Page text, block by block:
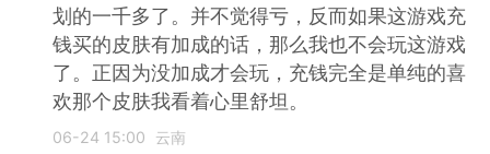
划的一千多了。并不觉得亏，反而如果这游戏充
钱买的皮肤有加成的话，那么我也不会玩这游戏
了。正因为没加成才会玩，充钱完全是单纯的喜
欢那个皮肤我看着心里舒坦。
06-24 15:00 云南